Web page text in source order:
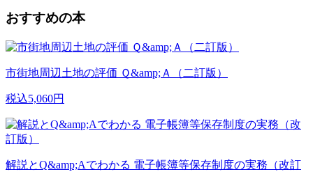
おすすめの本
市街地周辺土地の評価 Ｑ&amp;Ａ（二訂版）
税込5,060円
解説とQ&amp;Aでわかる 電子帳簿等保存制度の実務（改訂